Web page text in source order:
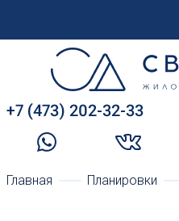
+7 (473) 202-32-33‬
Главная Планировки